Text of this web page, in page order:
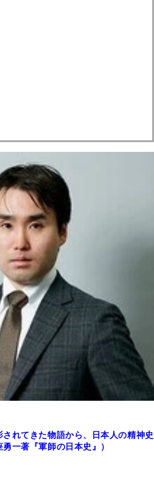
れてきた物語から、日本人の精神史
一著『軍師の日本史』）